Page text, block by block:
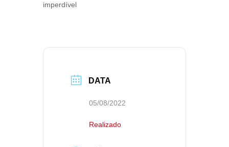
imperdível
DATA
05/08/2022
Realizado